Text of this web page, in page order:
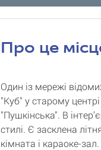
Про це
Один із мережі
"Куб" у старому
"Пушкінська". В
стилі. Є засклена
кімната і караоке-